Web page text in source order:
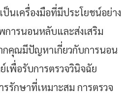
ป็นเครื่องมือที่มีประโยชน์อย่าง
ารนอนหลับและส่งเสริม
คุณมีปัญหาเกี่ยวกับการนอน
พื่อรับการตรวจวินิจฉัย
รักษาที่เหมาะสม การตรวจ